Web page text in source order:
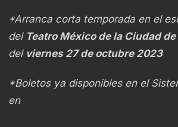
*Arranca corta temporada en el
del Teatro México de la Ciudad
del viernes 27 de octubre 2023
*Boletos ya disponibles en el
en